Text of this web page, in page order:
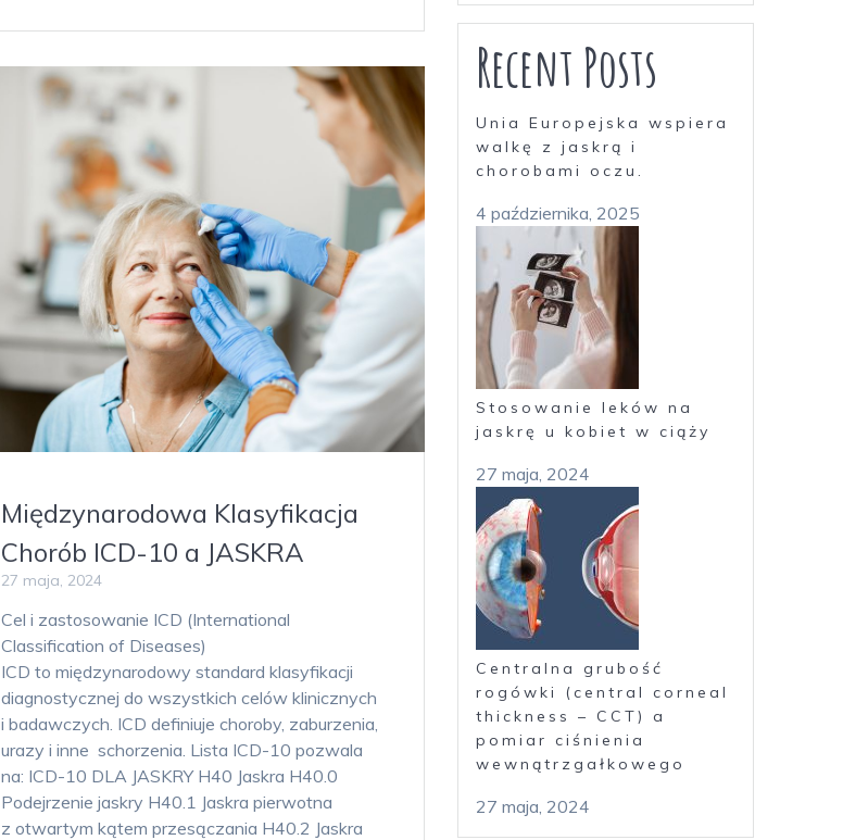
Międzynarodowa Klasyfikacja
Chorób ICD-10 a JASKRA
27 maja, 2024
Cel i zastosowanie ICD (International
Classification of Diseases)
ICD to międzynarodowy standard klasyfikacji
diagnostycznej do wszystkich celów klinicznych
i badawczych. ICD definiuje choroby, zaburzenia,
urazy i inne schorzenia. Lista ICD-10 pozwala
na: ICD-10 DLA JASKRY H40 Jaskra H40.0
Podejrzenie jaskry H40.1 Jaskra pierwotna
z otwartym kątem przesączania H40.2 Jaskra
Recent Posts
Unia Europejska wspiera
walkę z jaskrą i
chorobami oczu.
4 października, 2025
Stosowanie leków na
jaskrę u kobiet w ciąży
27 maja, 2024
Centralna grubość
rogówki (central corneal
thickness – CCT) a
pomiar ciśnienia
wewnątrzgałkowego
27 maja, 2024